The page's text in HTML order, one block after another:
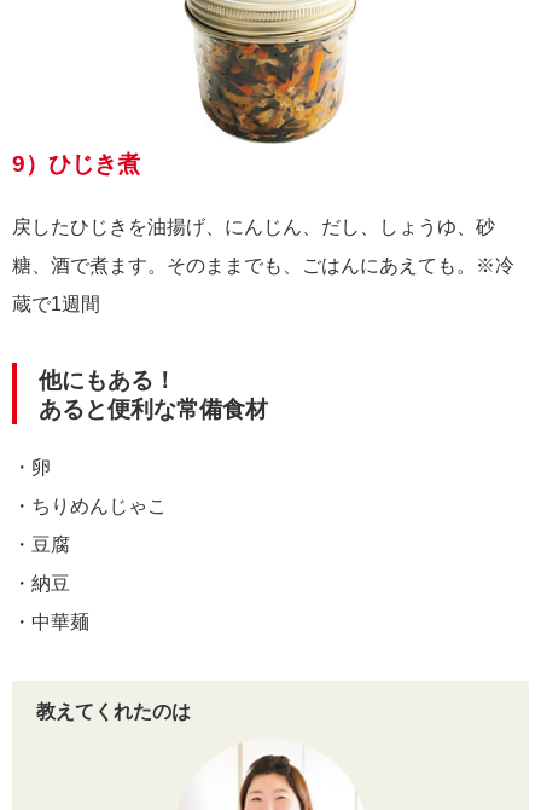
9）ひじき煮
戻したひじきを油揚げ、にんじん、だし、しょうゆ、砂
糖、酒で煮ます。そのままでも、ごはんにあえても。※冷
蔵で1週間
他にもある！
あると便利な常備食材
・卵
・ちりめんじゃこ
・豆腐
・納豆
・中華麺
教えてくれたのは